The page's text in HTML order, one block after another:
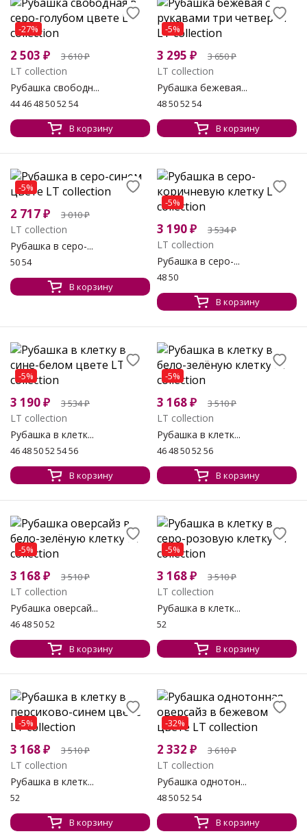
-27%
2 503 ₽ 3 610₽
LT collection
Рубашка свободн...
44 46 48 50 52 54
В корзину
-5%
3 295 ₽ 3 650₽
LT collection
Рубашка бежевая...
48 50 52 54
В корзину
-5%
2 717₽ 3 010₽
LT collection
Рубашка в серо-...
50 54
В корзину
-5%
3 190₽ 3 534₽
LT collection
Рубашка в серо-...
48 50
В корзину
-5%
3 190₽ 3 534₽
LT collection
Рубашка в клетк...
46 48 50 52 54 56
В корзину
-5%
3 168₽ 3 510₽
LT collection
Рубашка в клетк...
46 48 50 52 56
В корзину
-5%
3 168₽ 3 510₽
LT collection
Рубашка оверсай...
46 48 50 52
В корзину
-5%
3 168₽ 3 510₽
LT collection
Рубашка в клетк...
52
В корзину
-5%
3 168₽ 3 510₽
LT collection
Рубашка в клетк...
52
В корзину
-32%
2 332 ₽ 3 610₽
LT collection
Рубашка однотон...
48 50 52 54
В корзину